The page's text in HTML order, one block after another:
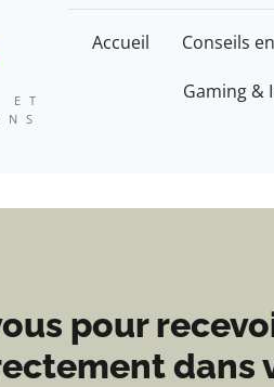
- Blog
ET
Accueil Conseils
Gaming &
pour
dans